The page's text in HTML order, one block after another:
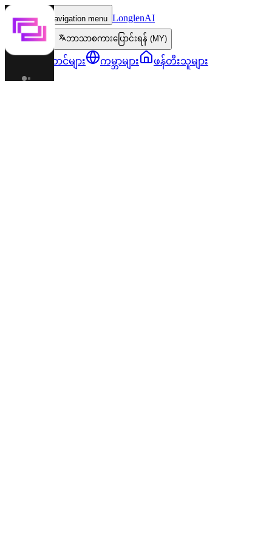
Toggle navigation menu LonglenAI
ဘာသာစကားပြောင်းရန် (MY)
ဇာတ်ကောင်များ ကမ္ဘာများ ဖန်တီးသူများ